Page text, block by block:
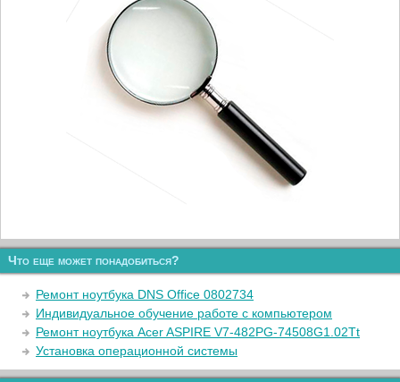
Что еще может понадобиться?
Ремонт ноутбука DNS Office 0802734
Индивидуальное обучение работе с компьютером
Ремонт ноутбука Acer ASPIRE V7-482PG-74508G1.02Tt
Установка операционной системы